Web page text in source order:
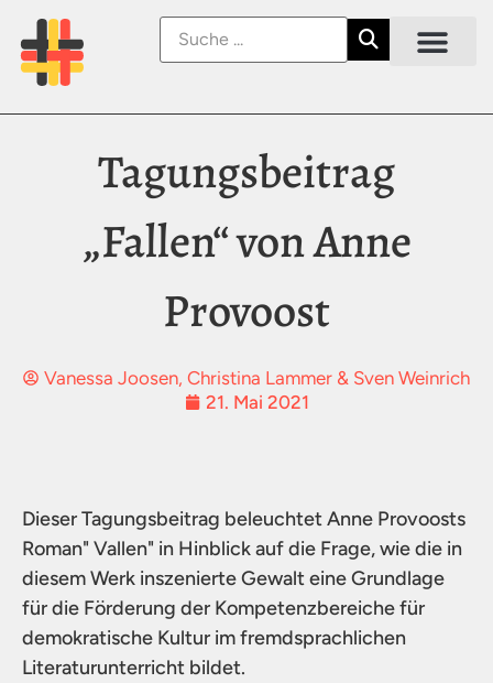
Tagungsbeitrag
„Fallen“ von Anne
Provoost
Vanessa Joosen, Christina Lammer & Sven Weinrich
21. Mai 2021
Dieser Tagungsbeitrag beleuchtet Anne Provoosts
Roman" Vallen" in Hinblick auf die Frage, wie die in
diesem Werk inszenierte Gewalt eine Grundlage
für die Förderung der Kompetenzbereiche für
demokratische Kultur im fremdsprachlichen
Literaturunterricht bildet.